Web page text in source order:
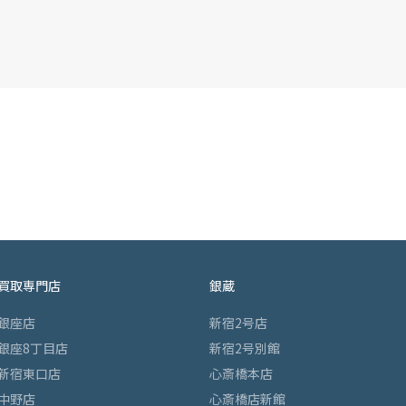
取専門店
座店
座8丁目店
宿東口店
野店
銀蔵
新宿2号店
新宿2号別館
心斎橋本店
心斎橋店新館